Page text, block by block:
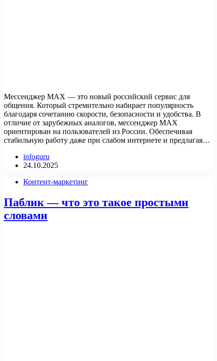
Мессенджер MAX — это новый российский сервис для
общения. Который стремительно набирает популярность
благодаря сочетанию скорости, безопасности и удобства. В
отличие от зарубежных аналогов, мессенджер MAX
ориентирован на пользователей из России. Обеспечивая
стабильную работу даже при слабом интернете и предлагая…
infoguru
24.10.2025
Контент-маркетинг
Паблик — что это такое простыми
словами